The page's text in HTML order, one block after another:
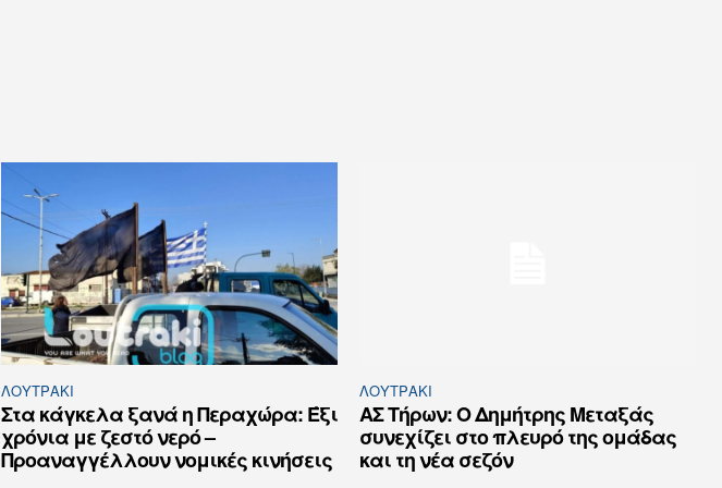
ΛΟΥΤΡΆΚΙ
Στα κάγκελα ξανά η Περαχώρα: Έξι
χρόνια με ζεστό νερό –
Προαναγγέλλουν νομικές κινήσεις
ΛΟΥΤΡΆΚΙ
ΑΣ Τήρων: Ο Δημήτρης Μεταξάς
συνεχίζει στο πλευρό της ομάδας
και τη νέα σεζόν